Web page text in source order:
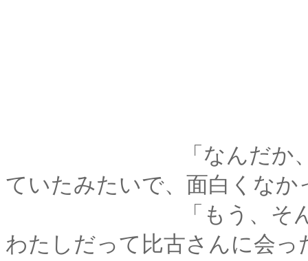
「なんだか、あの時
ていたみたいで、面白くなか
「もう、そんなこと
わたしだって比古さんに会